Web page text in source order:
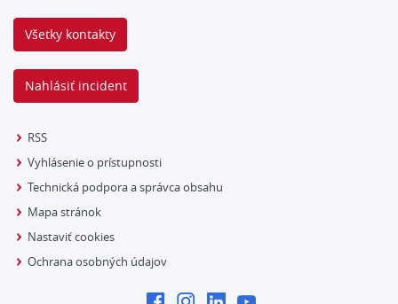
Všetky kontakty
Nahlásiť incident
RSS
Vyhlásenie o prístupnosti
Technická podpora a správca obsahu
Mapa stránok
Nastaviť cookies
Ochrana osobných údajov